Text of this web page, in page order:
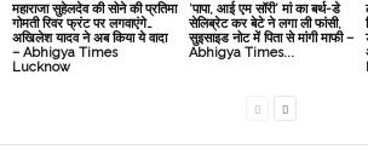
महाराजा सुहेलदेव की सोने की प्रतिमा
गोमती रिवर फ्रंट पर लगवाएंगे…
अखिलेश यादव ने अब किया ये वादा
– Abhigya Times
Lucknow
‘पापा, आई एम सॉरी’ मां का बर्थ-डे
सेलिब्रेट कर बेटे ने लगा ली फांसी,
सुइसाइड नोट में पिता से मांगी माफी –
Abhigya Times...